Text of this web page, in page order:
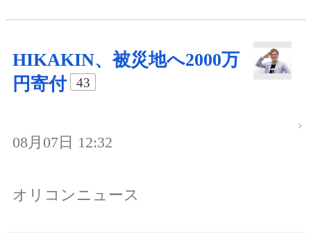
HIKAKIN、被災地へ2000万
円寄付
43
08月07日 12:32
オリコンニュース